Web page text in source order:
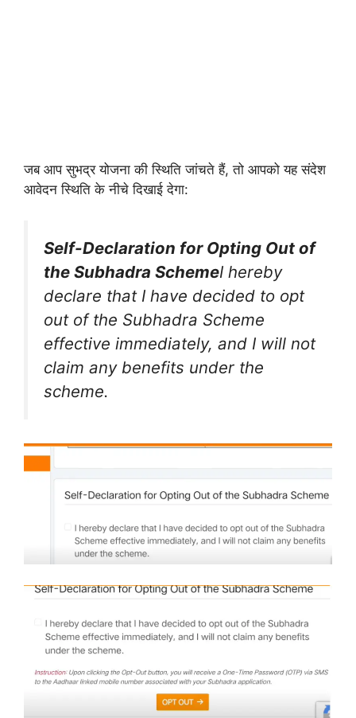
जब आप सुभद्र योजना की स्थिति जांचते हैं, तो आपको यह संदेश
आवेदन स्थिति के नीचे दिखाई देगा:
Self-Declaration for Opting Out of
the Subhadra SchemeI hereby
declare that I have decided to opt
out of the Subhadra Scheme
effective immediately, and I will not
claim any benefits under the
scheme.